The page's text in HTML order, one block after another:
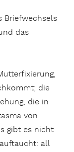
Briefwechsels
das
die
die in
von
gibt es nicht
all